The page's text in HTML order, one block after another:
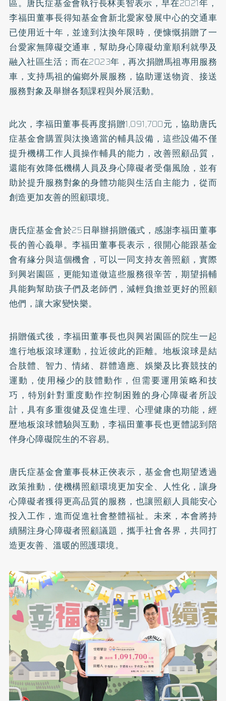
區。唐氏症基金會執行長林美智表示，早在2021年，
李福田董事長得知基金會新北愛家發展中心的交通車
已使用近十年，並達到汰換年限時，便慷慨捐贈了一
台愛家無障礙交通車，幫助身心障礙幼童順利就學及
融入社區生活；而在2023年，再次捐贈馬祖專用服務
車，支持馬祖的偏鄉外展服務，協助運送物資、接送
服務對象及舉辦各類課程與外展活動。
此次，李福田董事長再度捐贈1,091,700元，協助唐氏
症基金會購置與汰換適當的輔具設備，這些設備不僅
提升機構工作人員操作輔具的能力，改善照顧品質，
還能有效降低機構人員及身心障礙者受傷風險，並有
助於提升服務對象的身體功能與生活自主能力，從而
創造更加友善的照顧環境。
唐氏症基金會於25日舉辦捐贈儀式，感謝李福田董事
長的善心義舉。李福田董事長表示，很開心能跟基金
會有緣分與這個機會，可以一同支持友善照顧，實際
到興岩園區，更能知道做這些服務很辛苦，期望捐輔
具能夠幫助孩子們及老師們，減輕負擔並更好的照顧
他們，讓大家變快樂。
捐贈儀式後，李福田董事長也與興岩園區的院生一起
進行地板滾球運動，拉近彼此的距離。地板滾球是結
合肢體、智力、情緒、群體適應、娛樂及比賽競技的
運動，使用極少的肢體動作，但需要運用策略和技
巧，特別針對重度動作控制困難的身心障礙者所設
計，具有多重復健及促進生理、心理健康的功能，經
歷地板滾球體驗與互動，李福田董事長也更體認到陪
伴身心障礙院生的不容易。
唐氏症基金會董事長林正俠表示，基金會也期望透過
政策推動，使機構照顧環境更加安全、人性化，讓身
心障礙者獲得更高品質的服務，也讓照顧人員能安心
投入工作，進而促進社會整體福祉。未來，本會將持
續關注身心障礙者照顧議題，攜手社會各界，共同打
造更友善、溫暖的照護環境。